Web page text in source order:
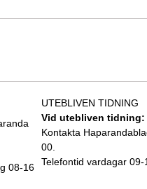
08-16
UTEBLIVEN TIDNING
Vid utebliven tidning:
Kontakta
00.
Telefontid vardagar 09-